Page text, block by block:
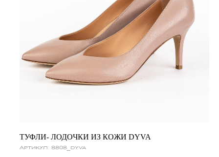
ТУФЛИ- ЛОДОЧКИ ИЗ КОЖИ DYVA
Артикул: 8808_dyva